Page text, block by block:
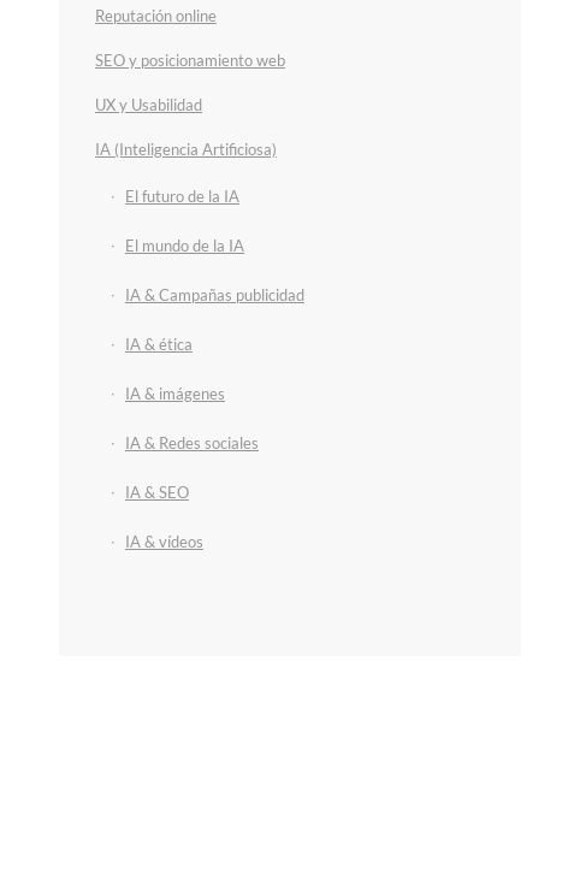
Reputación online
SEO y posicionamiento web
UX y Usabilidad
IA (Inteligencia Artificiosa)
El futuro de la IA
El mundo de la IA
IA & Campañas publicidad
IA & ética
IA & imágenes
IA & Redes sociales
IA & SEO
IA & vídeos